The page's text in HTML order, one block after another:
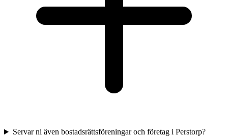
Servar ni även bostadsrättsföreningar och företag i Perstorp?